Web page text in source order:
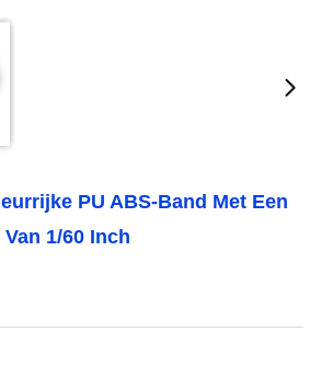
PU ABS-Band Met Een
1/60 Inch